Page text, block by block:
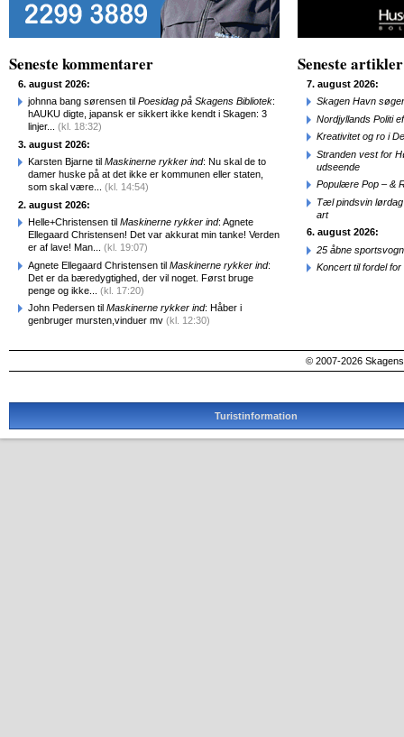
Seneste kommentarer
6. august 2026:
johnna bang sørensen til Poesidag på Skagens Bibliotek:
hAUKU digte, japansk er sikkert ikke kendt i Skagen: 3
linjer... (kl. 18:32)
3. august 2026:
Karsten Bjarne til Maskinerne rykker ind: Nu skal de to
damer huske på at det ikke er kommunen eller staten,
som skal være... (kl. 14:54)
2. august 2026:
Helle+Christensen til Maskinerne rykker ind: Agnete
Ellegaard Christensen! Det var akkurat min tanke! Verden
er af lave! Man... (kl. 19:07)
Agnete Ellegaard Christensen til Maskinerne rykker ind:
Det er da bæredygtighed, der vil noget. Først bruge
penge og ikke... (kl. 17:20)
John Pedersen til Maskinerne rykker ind: Håber i
genbruger mursten,vinduer mv (kl. 12:30)
Seneste artikler
7. august 2026:
Skagen Havn
Nordjyllands Politi
Kreativitet og ro i
Stranden vest for
udseende
Populære Pop – &
Tæl pindsvin
art
6. august 2026:
25 åbne
Koncert til fordel
© 2007-2026
Turistinformation